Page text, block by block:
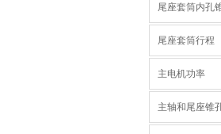
尾座套筒内孔
尾座套筒行程
主电机功率
主轴和尾座锥